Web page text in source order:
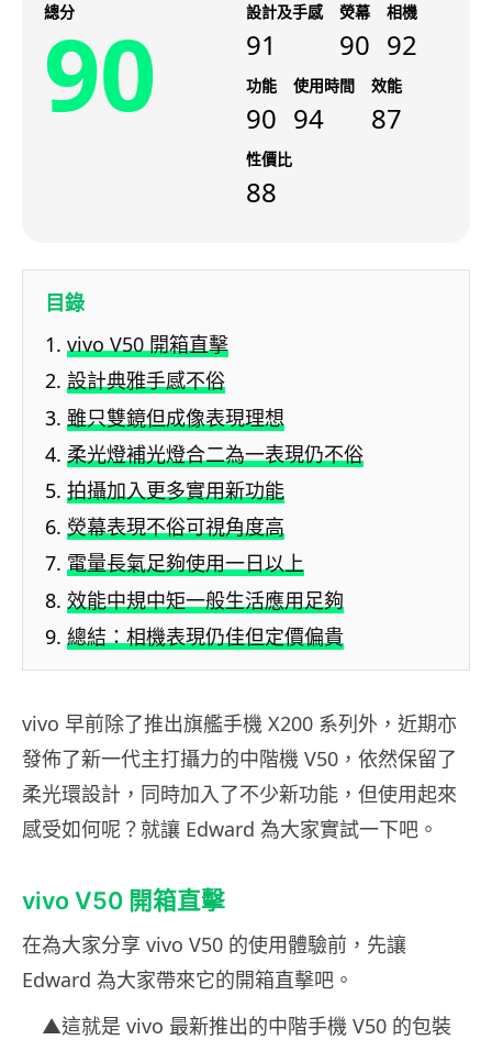
總分
90 設計及手感
91
熒幕
90
相機
92
功能
90
使用時間
94
效能
87
性價比
88
目錄
vivo V50 開箱直擊
設計典雅手感不俗
雖只雙鏡但成像表現理想
柔光燈補光燈合二為一表現仍不俗
拍攝加入更多實用新功能
熒幕表現不俗可視角度高
電量長氣足夠使用一日以上
效能中規中矩一般生活應用足夠
總結：相機表現仍佳但定價偏貴
vivo 早前除了推出旗艦手機 X200 系列外，近期亦
發佈了新一代主打攝力的中階機 V50，依然保留了
柔光環設計，同時加入了不少新功能，但使用起來
感受如何呢？就讓 Edward 為大家實試一下吧。
vivo V50 開箱直擊
在為大家分享 vivo V50 的使用體驗前，先讓
Edward 為大家帶來它的開箱直擊吧。
▲這就是 vivo 最新推出的中階手機 V50 的包裝